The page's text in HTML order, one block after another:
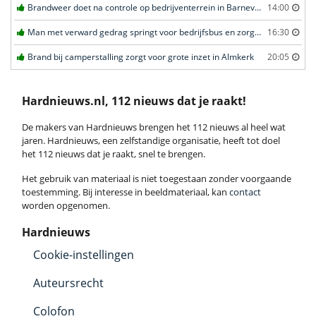
Brandweer doet na controle op bedrijventerrein in Barneveld 14:00
Man met verward gedrag springt voor bedrijfsbus en zorgt voor opschudding in Veghel 16:30
Brand bij camperstalling zorgt voor grote inzet in Almkerk 20:05
Hardnieuws.nl, 112 nieuws dat je raakt!
De makers van Hardnieuws brengen het 112 nieuws al heel wat
jaren. Hardnieuws, een zelfstandige organisatie, heeft tot doel
het 112 nieuws dat je raakt, snel te brengen.
Het gebruik van materiaal is niet toegestaan zonder voorgaande
toestemming. Bij interesse in beeldmateriaal, kan contact
worden opgenomen.
Hardnieuws
Cookie-instellingen
Auteursrecht
Colofon